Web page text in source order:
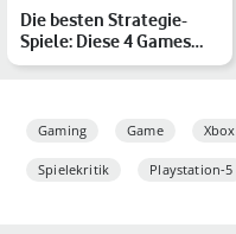
Die besten Strategie-
Spiele: Diese 4 Games
stellen Deine Fähigkei…
Gaming Game Xbox
Spielekritik Playstation-5